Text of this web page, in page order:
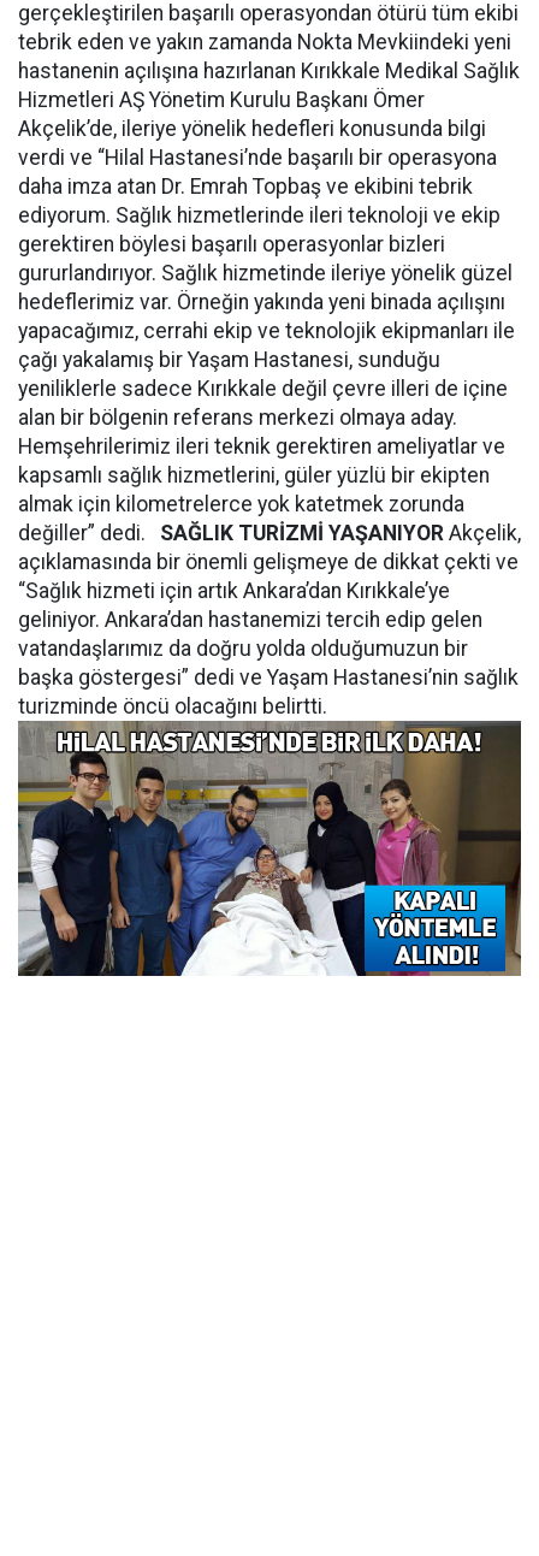
gerçekleştirilen başarılı operasyondan ötürü tüm ekibi
tebrik eden ve yakın zamanda Nokta Mevkiindeki yeni
hastanenin açılışına hazırlanan Kırıkkale Medikal Sağlık
Hizmetleri AŞ Yönetim Kurulu Başkanı Ömer
Akçelik’de, ileriye yönelik hedefleri konusunda bilgi
verdi ve “Hilal Hastanesi’nde başarılı bir operasyona
daha imza atan Dr. Emrah Topbaş ve ekibini tebrik
ediyorum. Sağlık hizmetlerinde ileri teknoloji ve ekip
gerektiren böylesi başarılı operasyonlar bizleri
gururlandırıyor. Sağlık hizmetinde ileriye yönelik güzel
hedeflerimiz var. Örneğin yakında yeni binada açılışını
yapacağımız, cerrahi ekip ve teknolojik ekipmanları ile
çağı yakalamış bir Yaşam Hastanesi, sunduğu
yeniliklerle sadece Kırıkkale değil çevre illeri de içine
alan bir bölgenin referans merkezi olmaya aday.
Hemşehrilerimiz ileri teknik gerektiren ameliyatlar ve
kapsamlı sağlık hizmetlerini, güler yüzlü bir ekipten
almak için kilometrelerce yok katetmek zorunda
değiller” dedi. SAĞLIK TURİZMİ YAŞANIYOR Akçelik,
açıklamasında bir önemli gelişmeye de dikkat çekti ve
“Sağlık hizmeti için artık Ankara’dan Kırıkkale’ye
geliniyor. Ankara’dan hastanemizi tercih edip gelen
vatandaşlarımız da doğru yolda olduğumuzun bir
başka göstergesi” dedi ve Yaşam Hastanesi’nin sağlık
turizminde öncü olacağını belirtti.